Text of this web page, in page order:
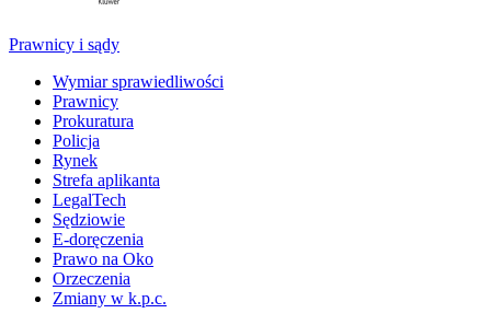
Prawnicy i sądy
Wymiar sprawiedliwości
Prawnicy
Prokuratura
Policja
Rynek
Strefa aplikanta
LegalTech
Sędziowie
E-doręczenia
Prawo na Oko
Orzeczenia
Zmiany w k.p.c.